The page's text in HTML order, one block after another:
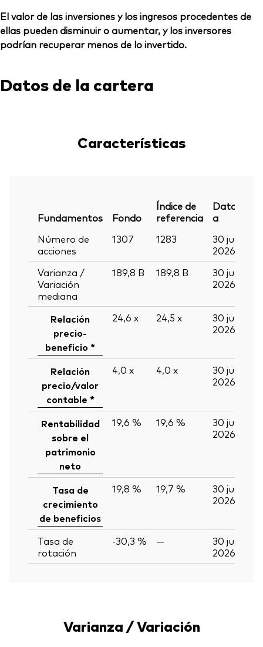
El valor de las inversiones y los ingresos procedentes de
ellas pueden disminuir o aumentar, y los inversores
podrían recuperar menos de lo invertido.
Datos de la cartera
Características
Fundamentos Fondo
Índice de
referencia
Datos
a
Número de
acciones
1307 1283
30 jun
2026
Varianza /
Variación
mediana
189,8 B 189,8 B
30 jun
2026
Relación
precio-
beneficio *
24,6 x 24,5 x
30 jun
2026
Relación
precio/valor
contable *
4,0 x 4,0 x
30 jun
2026
Rentabilidad
sobre el
patrimonio
neto
19,6 % 19,6 %
30 jun
2026
Tasa de
crecimiento
de beneficios
19,8 % 19,7 %
30 jun
2026
Tasa de
rotación
-30,3 % —
30 jun
2026
Varianza / Variación